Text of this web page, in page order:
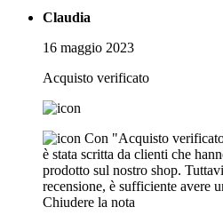
Claudia
16 maggio 2023
Acquisto verificato
Con "Acquisto
è stata scritta da clienti che
prodotto sul nostro shop.
recensione, è sufficiente avere
Chiudere la nota